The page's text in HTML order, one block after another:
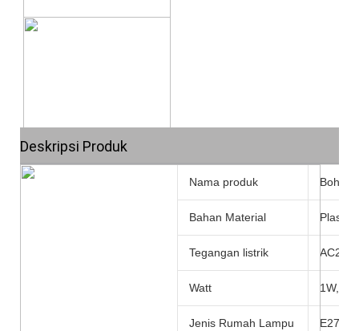
Deskripsi Produk
Nama produk
Bahan Material Plastik
Tegangan listrik
Watt 1W,2W
Jenis Rumah Lampu E27/